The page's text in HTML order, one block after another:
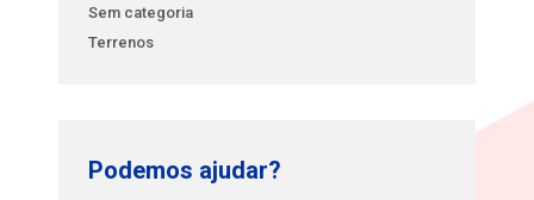
Sem categoria
Terrenos
Podemos ajudar?